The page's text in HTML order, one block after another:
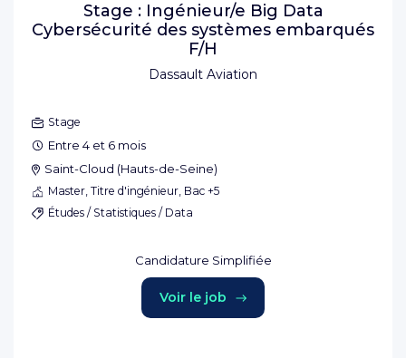
Dassault Aviation
Stage : Ingénieur/e Big Data
Cybersécurité des systèmes embarqués
F/H
Stage
Entre 4 et 6 mois
Saint-Cloud (Hauts-de-Seine)
Master, Titre d'ingénieur, Bac +5
Études / Statistiques / Data
Candidature Simplifiée
Voir le job